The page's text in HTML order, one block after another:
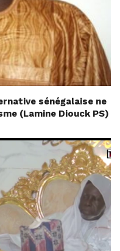
sénégalaise ne
(Lamine Diouck PS)